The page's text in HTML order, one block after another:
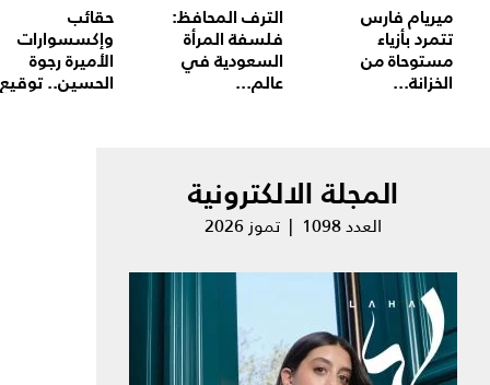
ميريام فارس
تتمرد بأزياء
مستوحاة من
الخزانة...
الترف المحافظ:
فلسفة المرأة
السعودية في
عالم...
حقائب
وإكسسوارات
الأميرة رجوة
الحسين..
المجلة الالكترونية
العدد 1098 | تموز 2026